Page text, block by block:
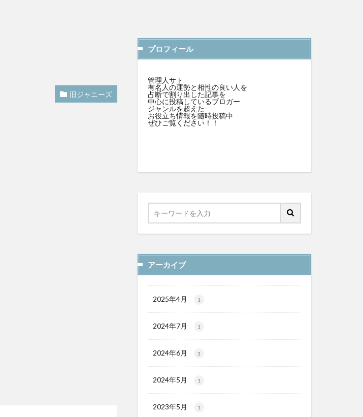
旧ジャニーズ
プロフィール
管理人サト
有名人の運勢と相性の良い人を
占断で割り出した記事を
中心に投稿しているブロガー
ジャンルを超えた
お役立ち情報を随時投稿中
ぜひご覧ください！！
アーカイブ
2025年4月 1
2024年7月 1
2024年6月 3
2024年5月 1
2023年5月 1